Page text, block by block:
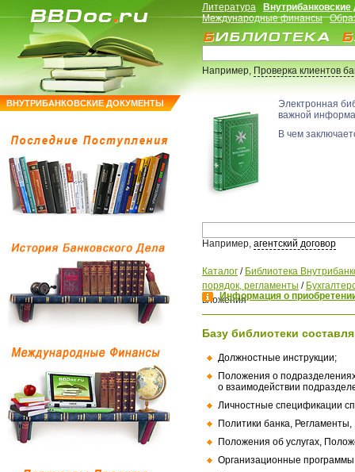
ВНУТРИБАНКОВСКИЕ ДОКУМЕНТЫ
Литература
Международные финансы
Например,Проверка клиентов
Электронная
важной
В чем
Например, агентский договор
Каталог / Библиотека
порядок, регламенты /
вложения
Информация о
Базу библиотеки
Должностные инструкции;
Положения о
о взаимодействии
Личностные спецификации
Политики банка,
Положения об услугах,
Организационные